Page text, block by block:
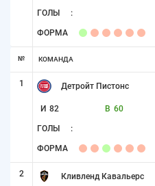
ГОЛЫ :
ФОРМА
№ КОМАНДА
1 Детройт Пистонс
И 82 В 60
ГОЛЫ :
ФОРМА
2 Кливленд Кавальерс